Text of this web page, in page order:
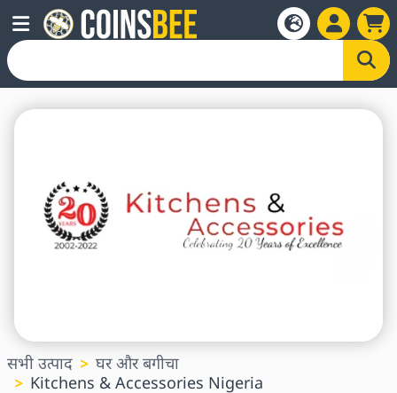
सभी उत्पाद
घर और बगीचा
Kitchens & Accessories Nigeria